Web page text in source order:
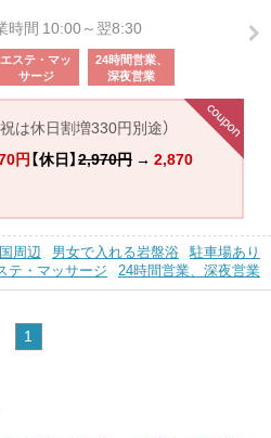
時間 10:00～翌8:30
エステ・マッ
サージ
24時間営業、
深夜営業
は休日割増330円別途）
円【休日】2,970円 → 2,870
周辺 男女で入れる岩盤浴 駐車場あり
テ・マッサージ 24時間営業、深夜営業
1